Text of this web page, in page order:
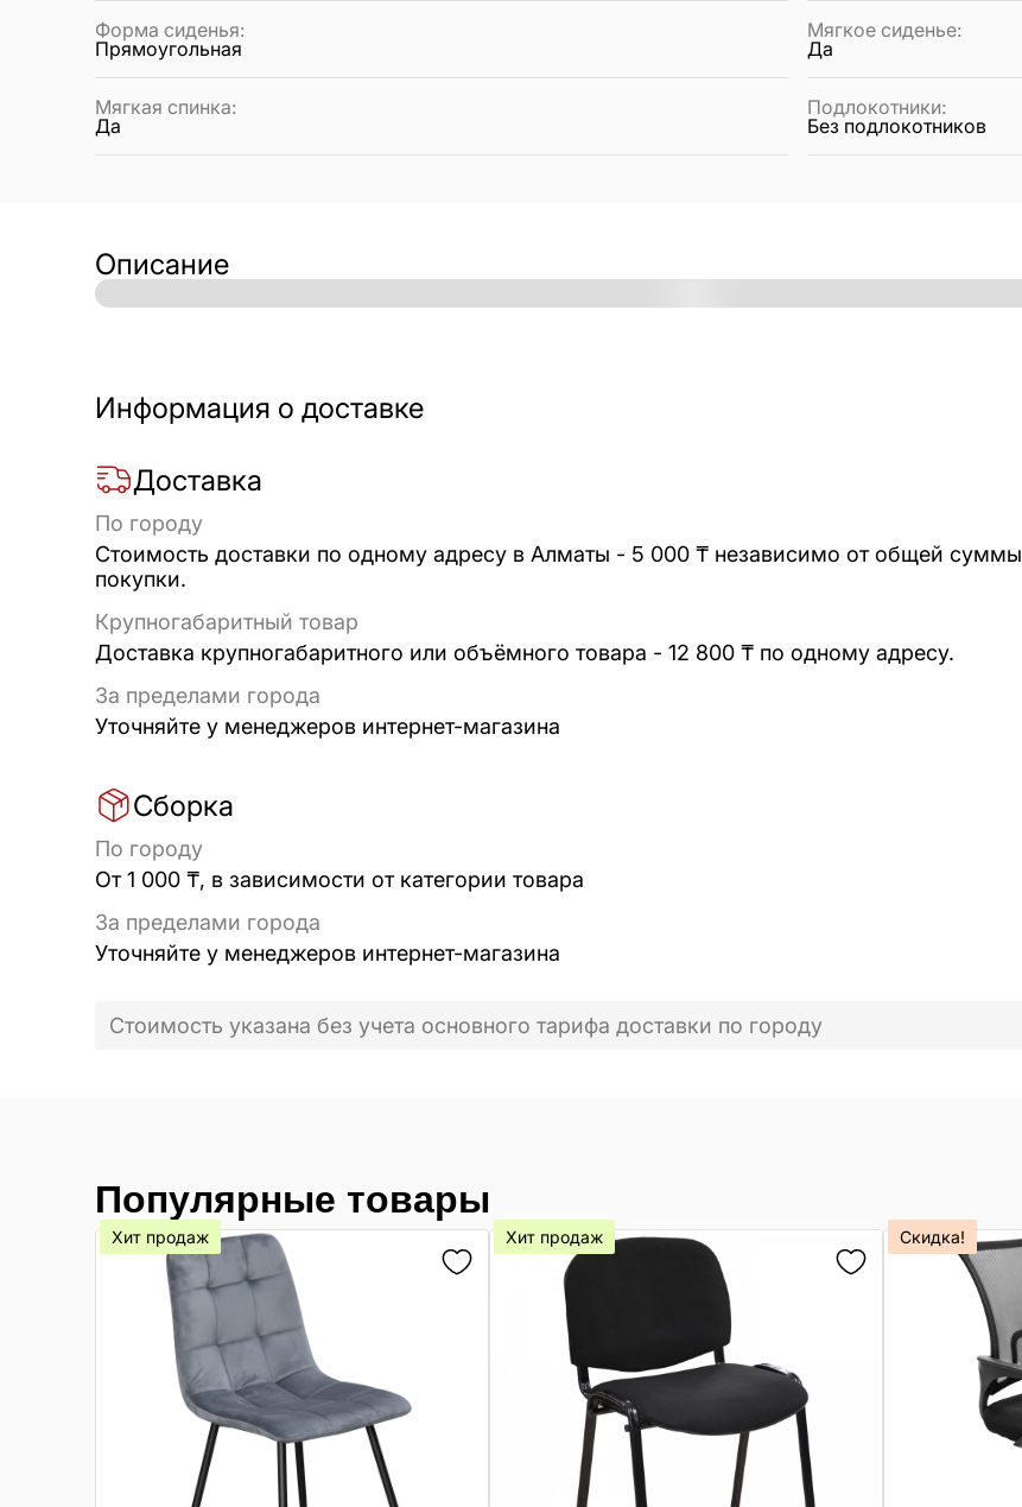
Форма сиденья:
Прямоугольная
Мягкое сиденье:
Да
Мягкая спинка:
Да
Подлокотники:
Без подлокотников
Описание
Информация о доставке
Доставка
По городу
Стоимость доставки по одному адресу в Алматы - 5 000 ₸ независимо от общей суммы
покупки.
Крупногабаритный товар
Доставка крупногабаритного или объёмного товара - 12 800 ₸ по одному адресу.
За пределами города
Уточняйте у менеджеров интернет-магазина
Сборка
По городу
От 1 000 ₸, в зависимости от категории товара
За пределами города
Уточняйте у менеджеров интернет-магазина
Стоимость указана без учета основного тарифа доставки по городу
Популярные товары
Хит продаж Хит продаж Скидка!